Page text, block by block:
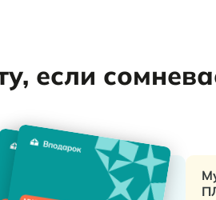
если